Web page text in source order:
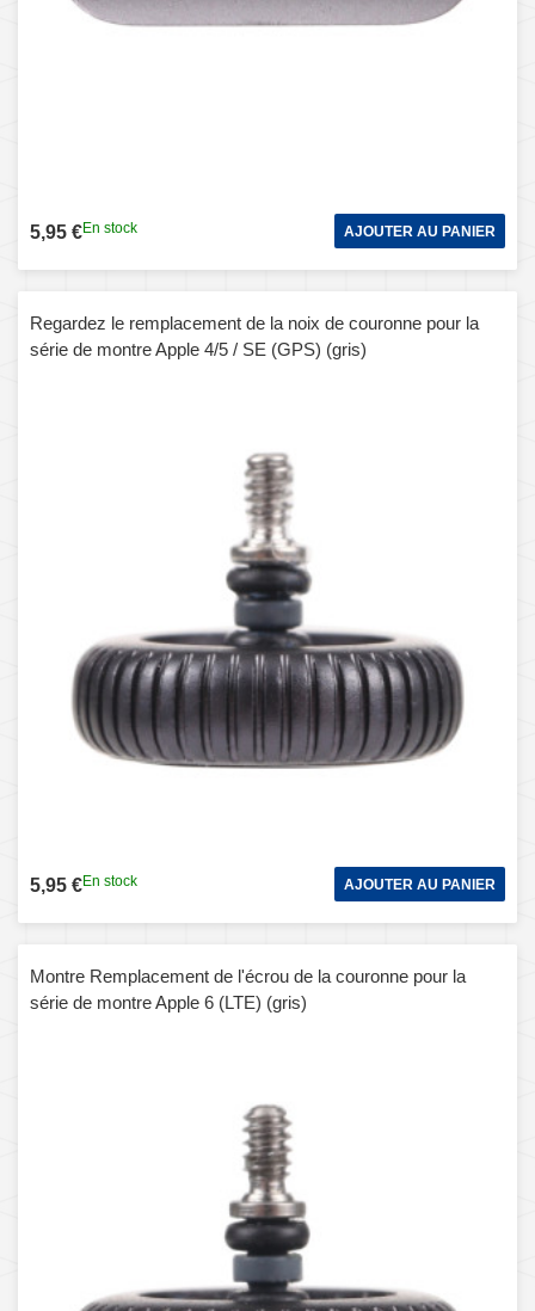
5,95 €En stock AJOUTER AU PANIER
Regardez le remplacement de la noix de couronne pour la
série de montre Apple 4/5 / SE (GPS) (gris)
5,95 €En stock AJOUTER AU PANIER
Montre Remplacement de l'écrou de la couronne pour la
série de montre Apple 6 (LTE) (gris)